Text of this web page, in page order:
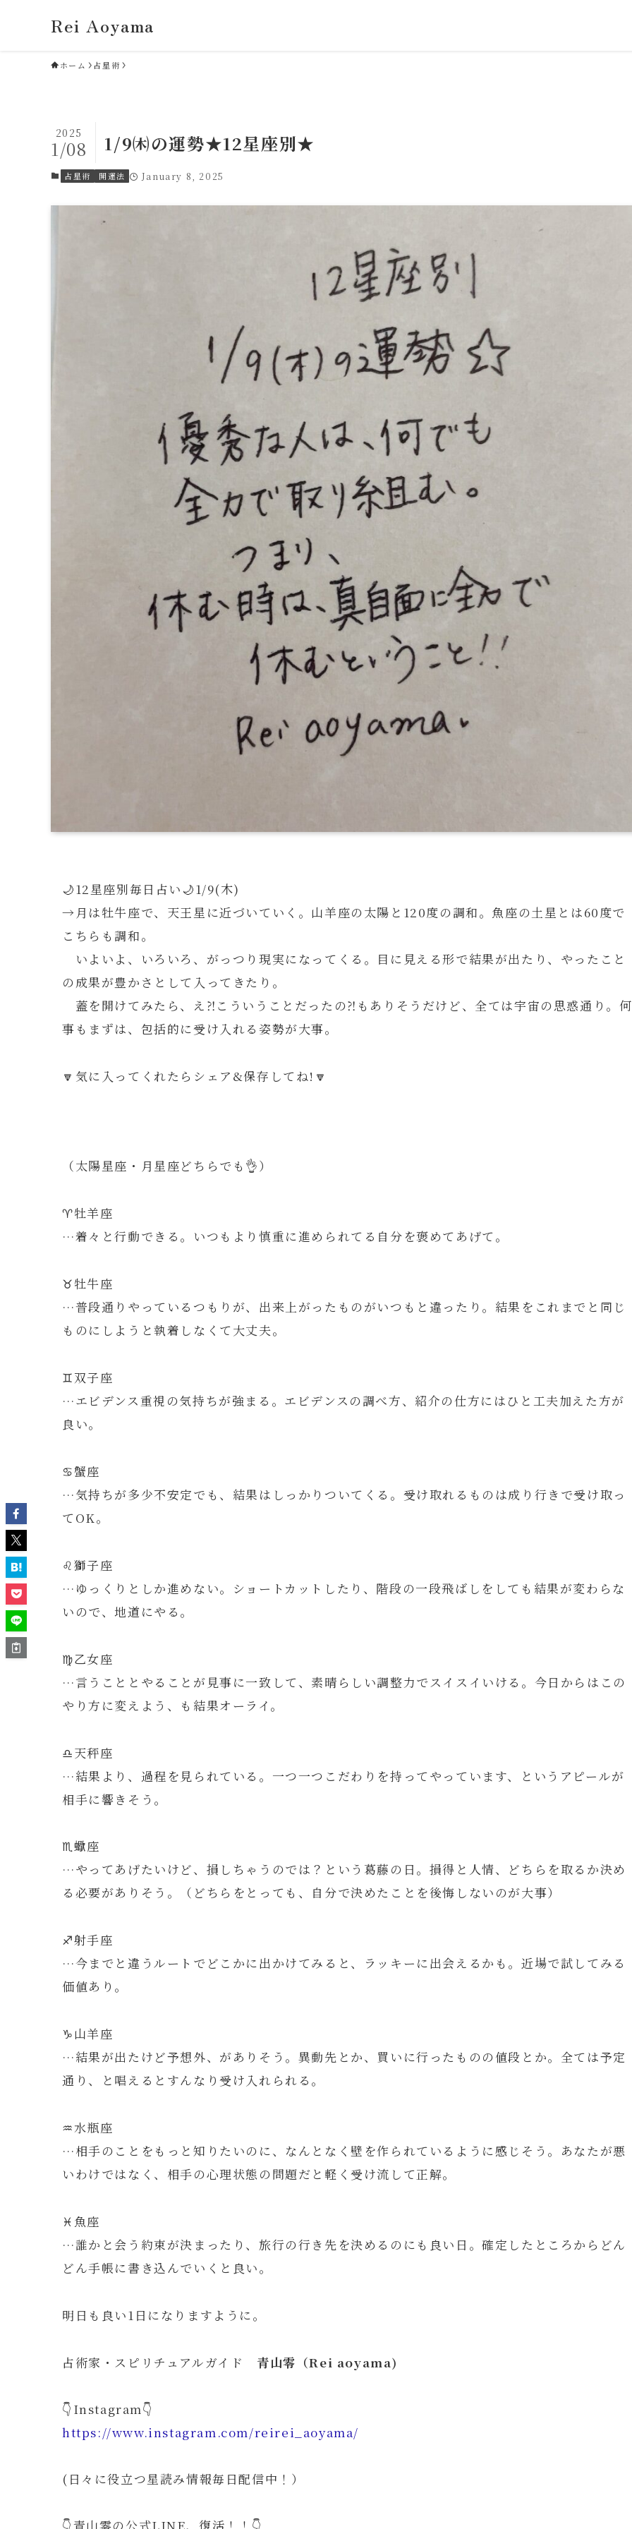
Rei Aoyama
ホーム 占星術
1/9㈭の運勢★12星座別★
2025
1/08
占星術 開運法 January 8, 2025
🌙12星座別毎日占い🌙1/9(木)
→月は牡牛座で、天王星に近づいていく。山羊座の太陽と120度の調和。魚座の土星とは60度で
こちらも調和。
いよいよ、いろいろ、がっつり現実になってくる。目に見える形で結果が出たり、やったこと
の成果が豊かさとして入ってきたり。
蓋を開けてみたら、え⁈こういうことだったの⁈もありそうだけど、全ては宇宙の思惑通り。何
事もまずは、包括的に受け入れる姿勢が大事。
🔽気に入ってくれたらシェア&保存してね!🔽
（太陽星座・月星座どちらでも👌）
♈️牡羊座
…着々と行動できる。いつもより慎重に進められてる自分を褒めてあげて。
♉️牡牛座
…普段通りやっているつもりが、出来上がったものがいつもと違ったり。結果をこれまでと同じ
ものにしようと執着しなくて大丈夫。
♊️双子座
…エビデンス重視の気持ちが強まる。エビデンスの調べ方、紹介の仕方にはひと工夫加えた方が
良い。
♋️蟹座
…気持ちが多少不安定でも、結果はしっかりついてくる。受け取れるものは成り行きで受け取っ
てOK。
♌️獅子座
…ゆっくりとしか進めない。ショートカットしたり、階段の一段飛ばしをしても結果が変わらな
いので、地道にやる。
♍️乙女座
…言うこととやることが見事に一致して、素晴らしい調整力でスイスイいける。今日からはこの
やり方に変えよう、も結果オーライ。
♎️天秤座
…結果より、過程を見られている。一つ一つこだわりを持ってやっています、というアピールが
相手に響きそう。
♏️蠍座
…やってあげたいけど、損しちゃうのでは？という葛藤の日。損得と人情、どちらを取るか決め
る必要がありそう。（どちらをとっても、自分で決めたことを後悔しないのが大事）
♐️射手座
…今までと違うルートでどこかに出かけてみると、ラッキーに出会えるかも。近場で試してみる
価値あり。
♑️山羊座
…結果が出たけど予想外、がありそう。異動先とか、買いに行ったものの値段とか。全ては予定
通り、と唱えるとすんなり受け入れられる。
♒️水瓶座
…相手のことをもっと知りたいのに、なんとなく壁を作られているように感じそう。あなたが悪
いわけではなく、相手の心理状態の問題だと軽く受け流して正解。
♓️魚座
…誰かと会う約束が決まったり、旅行の行き先を決めるのにも良い日。確定したところからどん
どん手帳に書き込んでいくと良い。
明日も良い1日になりますように。
占術家・スピリチュアルガイド 青山零（Rei aoyama)
👇Instagram👇
https://www.instagram.com/reirei_aoyama/
(日々に役立つ星読み情報毎日配信中！）
👇青山零の公式LINE、復活！！👇